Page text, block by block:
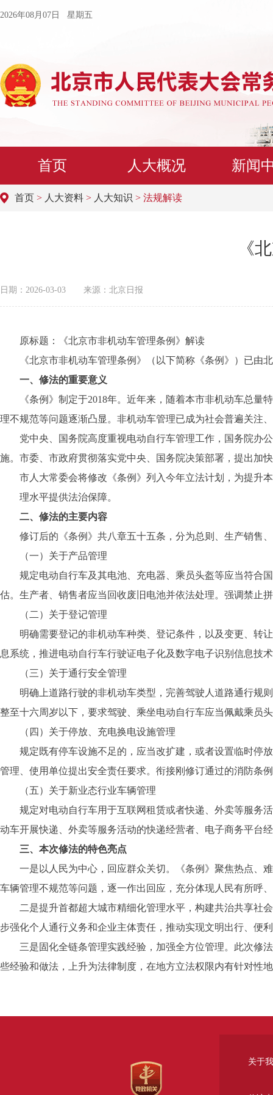
2026年08月07日 星期五
首页 人大概况 新闻
首页 > 人大资料 > 人大知识 > 法规解读
《
日期：2026-03-03 来源：北京日报
原标题：《北京市非机动车管理条例》解读
《北京市非机动车管理条例》（以下简称《条例》）已由北
一、修法的重要意义
《条例》制定于2018年。近年来，随着本市非机动车总量
理不规范等问题逐渐凸显。非机动车管理已成为社会普遍关注
党中央、国务院高度重视电动自行车管理工作，国务院办公
施。市委、市政府贯彻落实党中央、国务院决策部署，提出加
市人大常委会将修改《条例》列入今年立法计划，为提升
理水平提供法治保障。
二、修法的主要内容
修订后的《条例》共八章五十五条，分为总则、生产销售、
（一）关于产品管理
规定电动自行车及其电池、充电器、乘员头盔等应当符合国
估。生产者、销售者应当回收废旧电池并依法处理。强调禁止
（二）关于登记管理
明确需要登记的非机动车种类、登记条件，以及变更、转让
息系统，推进电动自行车行驶证电子化及数字电子识别信息技
（三）关于通行安全管理
明确上道路行驶的非机动车类型，完善驾驶人道路通行规则
整至十六周岁以下，要求驾驶、乘坐电动自行车应当佩戴乘员
（四）关于停放、充电换电设施管理
规定既有停车设施不足的，应当改扩建，或者设置临时停放
管理、使用单位提出安全责任要求。衔接刚修订通过的消防条
（五）关于新业态行业车辆管理
规定对电动自行车用于互联网租赁或者快递、外卖等服务活
动车开展快递、外卖等服务活动的快递经营者、电子商务平台
三、本次修法的特色亮点
一是以人民为中心，回应群众关切。《条例》聚焦热点、难
车辆管理不规范等问题，逐一作出回应，充分体现人民有所呼
二是提升首都超大城市精细化管理水平，构建共治共享社会
步强化个人通行义务和企业主体责任，推动实现文明出行、便
三是固化全链条管理实践经验，加强全方位管理。此次修法
些经验和做法，上升为法律制度，在地方立法权限内有针对性
关于